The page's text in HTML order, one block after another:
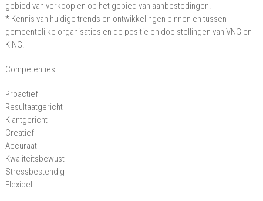
gebied van verkoop en op het gebied van aanbestedingen.
* Kennis van huidige trends en ontwikkelingen binnen en tussen
gemeentelijke organisaties en de positie en doelstellingen van VNG en
KING.
Competenties:
Proactief
Resultaatgericht
Klantgericht
Creatief
Accuraat
Kwaliteitsbewust
Stressbestendig
Flexibel